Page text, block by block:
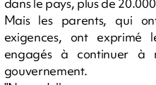
Mais les parents, qui
exigences, ont exprimé
engagés à continuer à
gouvernement.